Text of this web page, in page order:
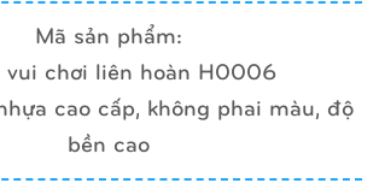
Mã sản phẩm:
vui chơi liên hoàn H0006
cao cấp, không phai màu, độ
bền cao